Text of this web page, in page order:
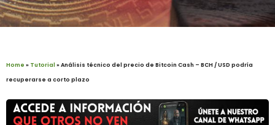
Home » Tutorial »Análisis técnico del precio de Bitcoin Cash – BCH / USD podría
recuperarse a corto plazo